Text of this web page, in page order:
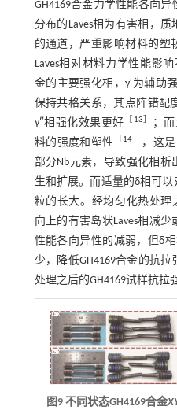
GH4169合金力学性能各向
分布的Laves相为有害相，
的通道，严重影响材料的塑
Laves相对材料力学性能影
金的主要强化相，γ′为辅助
保持共格关系，其点阵错配
γ″相强化效果更好
13
；
料的强度和塑性
14
，这
部分Nb元素，导致强化相析
生和扩展。而适量的δ相可
粒的长大。经均匀化热处理
向上的有害岛状Laves相减
性能各向异性的减弱，但δ
少，降低GH4169合金的抗
处理之后的GH4169试样抗拉
图9 不同状态GH4169合金